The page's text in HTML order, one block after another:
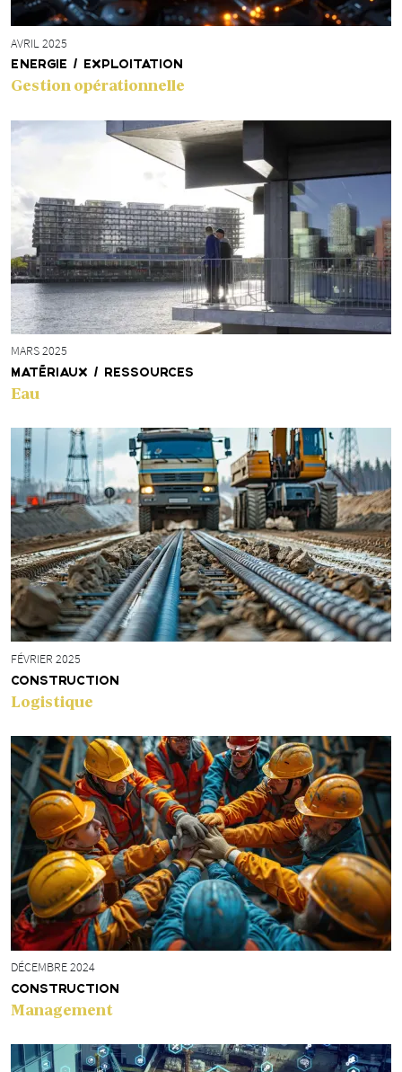
AVRIL 2025
ENERGIE / EXPLOITATION
Gestion opérationnelle
MARS 2025
MATÉRIAUX / RESSOURCES
Eau
FÉVRIER 2025
CONSTRUCTION
Logistique
DÉCEMBRE 2024
CONSTRUCTION
Management